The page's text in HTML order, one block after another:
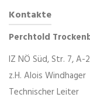
Kontakte
Perchtold
IZ NÖ Süd, Str. 7, A-
z.H. Alois Windhager
Technischer Leiter